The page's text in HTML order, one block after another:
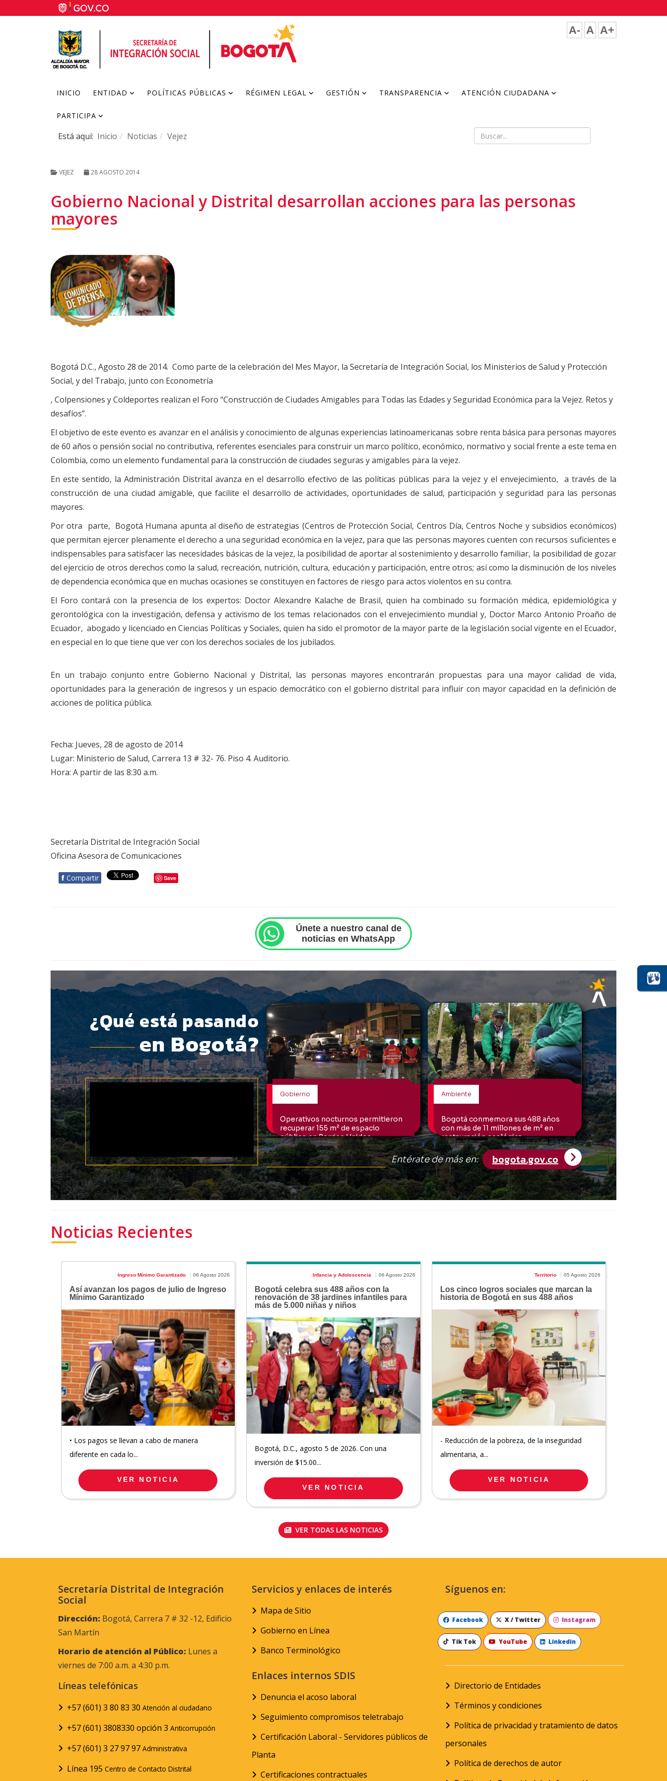
A- A A+
INICIO ENTIDAD POLÍTICAS PÚBLICAS RÉGIMEN LEGAL GESTIÓN TRANSPARENCIA ATENCIÓN CIUDADANA
PARTICIPA
Está aquí: Inicio Noticias Vejez
VEJEZ 28 AGOSTO 2014
Gobierno Nacional y Distrital desarrollan acciones para las personas
mayores
Bogotá D.C., Agosto 28 de 2014. Como parte de la celebración del Mes Mayor, la Secretaría de Integración Social, los Ministerios de Salud y Protección
Social, y del Trabajo, junto con Econometría
, Colpensiones y Coldeportes realizan el Foro “Construcción de Ciudades Amigables para Todas las Edades y Seguridad Económica para la Vejez. Retos y
desafíos”.
El objetivo de este evento es avanzar en el análisis y conocimiento de algunas experiencias latinoamericanas sobre renta básica para personas mayores
de 60 años o pensión social no contributiva, referentes esenciales para construir un marco político, económico, normativo y social frente a este tema en
Colombia, como un elemento fundamental para la construcción de ciudades seguras y amigables para la vejez.
En este sentido, la Administración Distrital avanza en el desarrollo efectivo de las políticas públicas para la vejez y el envejecimiento, a través de la
construcción de una ciudad amigable, que facilite el desarrollo de actividades, oportunidades de salud, participación y seguridad para las personas
mayores.
Por otra parte, Bogotá Humana apunta al diseño de estrategias (Centros de Protección Social, Centros Día, Centros Noche y subsidios económicos)
que permitan ejercer plenamente el derecho a una seguridad económica en la vejez, para que las personas mayores cuenten con recursos suficientes e
indispensables para satisfacer las necesidades básicas de la vejez, la posibilidad de aportar al sostenimiento y desarrollo familiar, la posibilidad de gozar
del ejercicio de otros derechos como la salud, recreación, nutrición, cultura, educación y participación, entre otros; así como la disminución de los niveles
de dependencia económica que en muchas ocasiones se constituyen en factores de riesgo para actos violentos en su contra.
El Foro contará con la presencia de los expertos: Doctor Alexandre Kalache de Brasil, quien ha combinado su formación médica, epidemiológica y
gerontológica con la investigación, defensa y activismo de los temas relacionados con el envejecimiento mundial y, Doctor Marco Antonio Proaño de
Ecuador, abogado y licenciado en Ciencias Políticas y Sociales, quien ha sido el promotor de la mayor parte de la legislación social vigente en el Ecuador,
en especial en lo que tiene que ver con los derechos sociales de los jubilados.
En un trabajo conjunto entre Gobierno Nacional y Distrital, las personas mayores encontrarán propuestas para una mayor calidad de vida,
oportunidades para la generación de ingresos y un espacio democrático con el gobierno distrital para influir con mayor capacidad en la definición de
acciones de política pública.
Fecha: Jueves, 28 de agosto de 2014
Lugar: Ministerio de Salud, Carrera 13 # 32- 76. Piso 4. Auditorio.
Hora: A partir de las 8:30 a.m.
Secretaría Distrital de Integración Social
Oficina Asesora de Comunicaciones
f Compartir Save
Únete a nuestro canal de
noticias en WhatsApp
Noticias Recientes
Ingreso Mínimo Garantizado 06 Agosto 2026
Así avanzan los pagos de julio de Ingreso
Mínimo Garantizado
• Los pagos se llevan a cabo de manera
diferente en cada lo...
VER NOTICIA
Infancia y Adolescencia 06 Agosto 2026
Bogotá celebra sus 488 años con la
renovación de 38 jardines infantiles para
más de 5.000 niñas y niños
Bogotá, D.C., agosto 5 de 2026. Con una
inversión de $15.00...
VER NOTICIA
Territorio 05 Agosto 2026
Los cinco logros sociales que marcan la
historia de Bogotá en sus 488 años
- Reducción de la pobreza, de la inseguridad
alimentaria, a...
VER NOTICIA
VER TODAS LAS NOTICIAS
Secretaría Distrital de Integración
Social
Dirección: Bogotá, Carrera 7 # 32 -12, Edificio
San Martín
Horario de atención al Público: Lunes a
viernes de 7:00 a.m. a 4:30 p.m.
Líneas telefónicas
+57 (601) 3 80 83 30 Atención al ciudadano
+57 (601) 3808330 opción 3 Anticorrupción
+57 (601) 3 27 97 97 Administrativa
Línea 195 Centro de Contacto Distrital
Servicios y enlaces de interés
Mapa de Sitio
Gobierno en Línea
Banco Terminológico
Enlaces internos SDIS
Denuncia el acoso laboral
Seguimiento compromisos teletrabajo
Certificación Laboral - Servidores públicos de
Planta
Certificaciones contractuales
Síguenos en:
Facebook X / Twitter Instagram
Tik Tok YouTube Linkedin
Directorio de Entidades
Términos y condiciones
Política de privacidad y tratamiento de datos
personales
Política de derechos de autor